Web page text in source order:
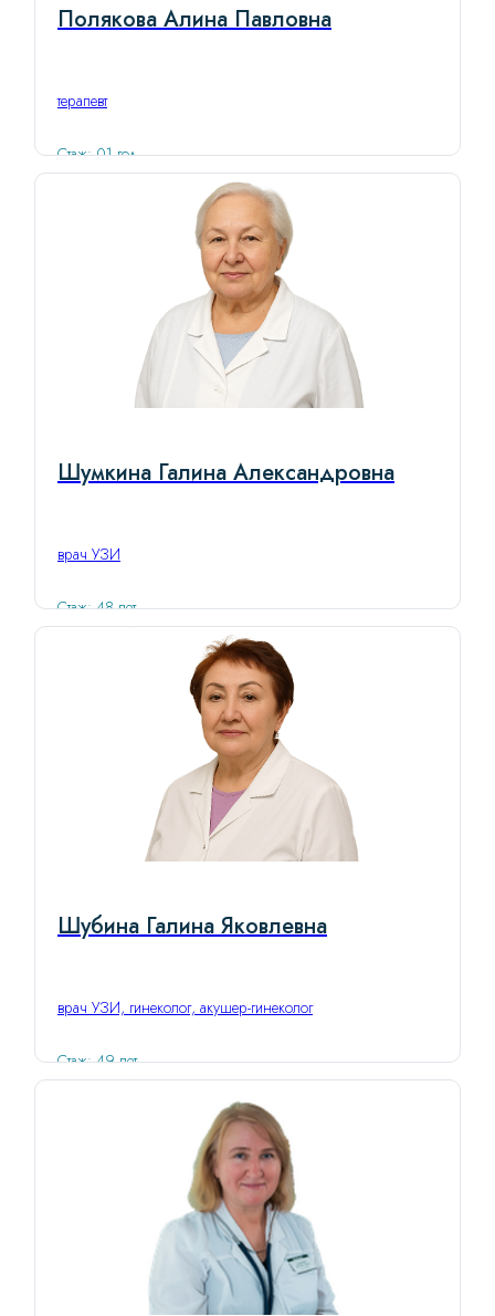
Полякова Алина Павловна
терапевт
Стаж: 01 год
Шумкина Галина Александровна
врач УЗИ
Стаж: 48 лет
Шубина Галина Яковлевна
врач УЗИ, гинеколог, акушер-гинеколог
Стаж: 49 лет